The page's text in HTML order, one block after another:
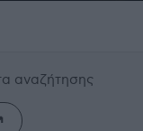
αναζήτησης